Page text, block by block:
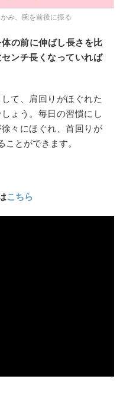
み、腕を前後に振る
の前に伸ばし長さを比
ンチ長くなっていれば
て、肩回りがほぐれた
ょう。毎日の習慣にし
々にほぐれ、首回りが
とができます。
こちら